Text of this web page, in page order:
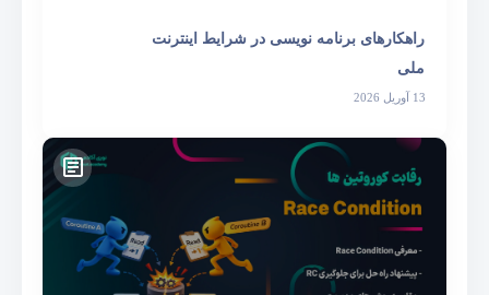
راهکارهای برنامه نویسی در شرایط اینترنت
ملی
13 آوریل 2026